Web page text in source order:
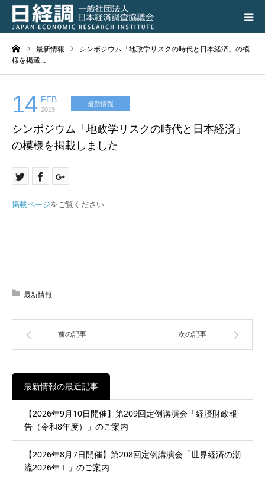
最新情報
シンポジウム「地政学リスクの時代と日本経済」の模
様を掲載…
14 FEB
2019
最新情報
シンポジウム「地政学リスクの時代と日本経済」
の模様を掲載しました
掲載ページをご覧ください
最新情報
前の記事 次の記事
最新情報の最近記事
【2026年9月10日開催】第209回定例講演会「経済財政報
告（令和8年度）」のご案内
【2026年8月7日開催】第208回定例講演会「世界経済の潮
流2026年Ⅰ」のご案内
日経調について
会員専用ページ
入会のご案内